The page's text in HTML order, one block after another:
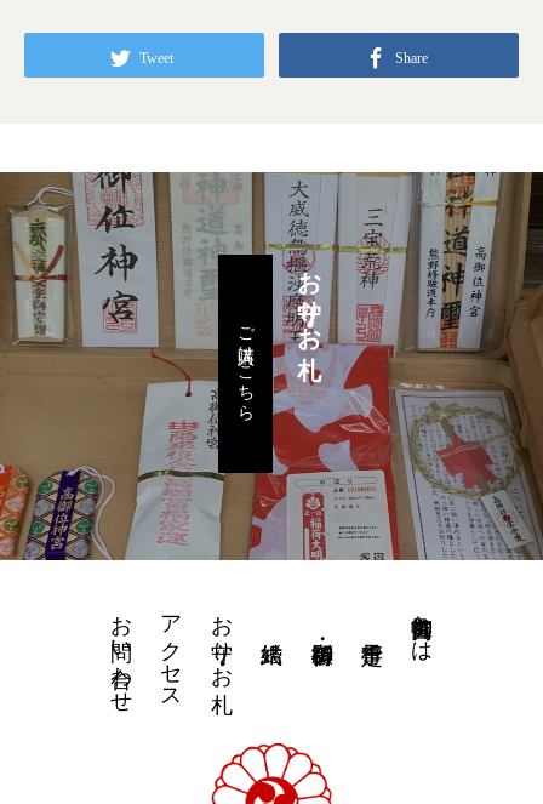
Tweet Share
お守り・お札
ご購入はこちら
高御位神宮とは
お守り・お札
アクセス
お問い合わせ